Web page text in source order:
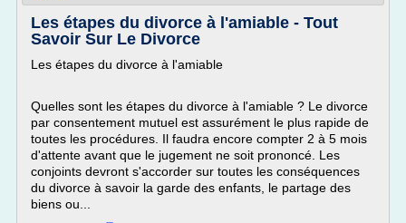
Les étapes du divorce à l'amiable - Tout
Savoir Sur Le Divorce
Les étapes du divorce à l'amiable
Quelles sont les étapes du divorce à l'amiable ? Le divorce
par consentement mutuel est assurément le plus rapide de
toutes les procédures. Il faudra encore compter 2 à 5 mois
d'attente avant que le jugement ne soit prononcé. Les
conjoints devront s'accorder sur toutes les conséquences
du divorce à savoir la garde des enfants, le partage des
biens ou...